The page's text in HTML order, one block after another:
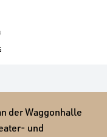
der Waggonhalle
und